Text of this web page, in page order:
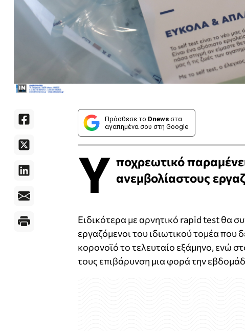
Πρόσθεσε το Dnews στα
αγαπημένα σου στη Google
Υ ποχρεωτικό
ανεμβολίαστους
Ειδικότερα με αρνητικό rapid test θα
εργαζόμενοι του ιδιωτικού τομέα που
κορονοϊό το τελευταίο εξάμηνο, ενώ
τους επιβάρυνση μια φορά την